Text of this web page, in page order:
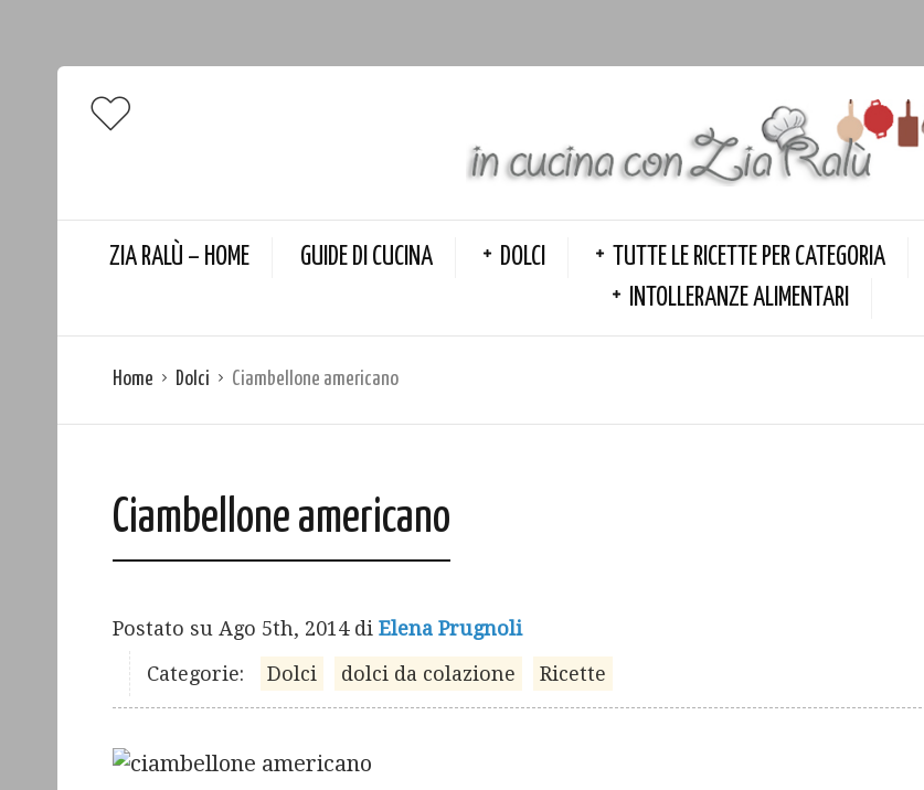
ZIA RALÙ – HOME GUIDE DI CUCINA DOLCI TUTTE LE RICETTE PER CATEGORIA
INTOLLERANZE ALIMENTARI
Home Dolci Ciambellone americano
Ciambellone americano
Postato su Ago 5th, 2014 di Elena Prugnoli
Categorie:
Dolci dolci da colazione Ricette